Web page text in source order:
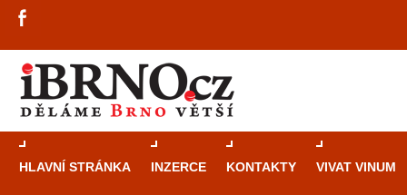
HLAVNÍ STRÁNKA INZERCE KONTAKTY VIVAT VINUM